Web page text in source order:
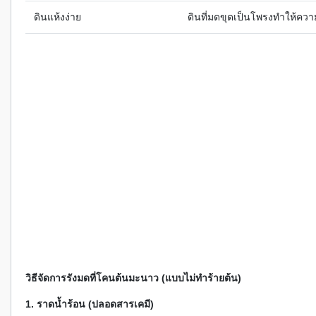
ดินแห้งง่าย ดินที่มดขุดเป็นโพรงทำให้ควา
วิธีจัดการรังมดที่โคนต้นมะนาว (แบบไม่ทำร้ายต้น)
1. ราดน้ำร้อน (ปลอดสารเคมี)